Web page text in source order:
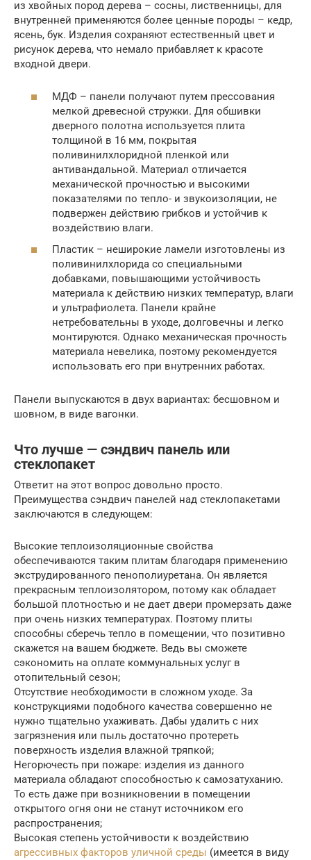
из хвойных пород дерева – сосны, лиственницы, для
внутренней применяются более ценные породы – кедр,
ясень, бук. Изделия сохраняют естественный цвет и
рисунок дерева, что немало прибавляет к красоте
входной двери.
МДФ – панели получают путем прессования
мелкой древесной стружки. Для обшивки
дверного полотна используется плита
толщиной в 16 мм, покрытая
поливинилхлоридной пленкой или
антивандальной. Материал отличается
механической прочностью и высокими
показателями по тепло- и звукоизоляции, не
подвержен действию грибков и устойчив к
воздействию влаги.
Пластик – неширокие ламели изготовлены из
поливинилхлорида со специальными
добавками, повышающими устойчивость
материала к действию низких температур, влаги
и ультрафиолета. Панели крайне
нетребовательны в уходе, долговечны и легко
монтируются. Однако механическая прочность
материала невелика, поэтому рекомендуется
использовать его при внутренних работах.
Панели выпускаются в двух вариантах: бесшовном и
шовном, в виде вагонки.
Что лучше — сэндвич панель или
стеклопакет
Ответит на этот вопрос довольно просто.
Преимущества сэндвич панелей над стеклопакетами
заключаются в следующем:
Высокие теплоизоляционные свойства
обеспечиваются таким плитам благодаря применению
экструдированного пенополиуретана. Он является
прекрасным теплоизолятором, потому как обладает
большой плотностью и не дает двери промерзать даже
при очень низких температурах. Поэтому плиты
способны сберечь тепло в помещении, что позитивно
скажется на вашем бюджете. Ведь вы сможете
сэкономить на оплате коммунальных услуг в
отопительный сезон;
Отсутствие необходимости в сложном уходе. За
конструкциями подобного качества совершенно не
нужно тщательно ухаживать. Дабы удалить с них
загрязнения или пыль достаточно протереть
поверхность изделия влажной тряпкой;
Негорючесть при пожаре: изделия из данного
материала обладают способностью к самозатуханию.
То есть даже при возникновении в помещении
открытого огня они не станут источником его
распространения;
Высокая степень устойчивости к воздействию
агрессивных факторов уличной среды (имеется в виду